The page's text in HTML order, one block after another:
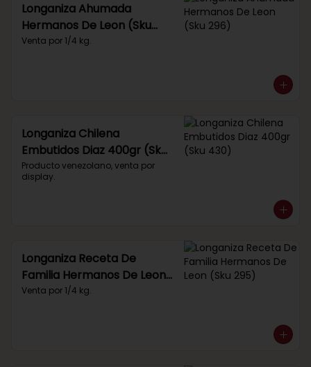
Longaniza Ahumada
Hermanos De Leon (Sku
296)
Venta por 1/4 kg.
Longaniza Chilena
Embutidos Diaz 400gr (Sku
430)
Producto venezolano, venta por
display.
Longaniza Receta De
Familia Hermanos De Leon
(Sku 295)
Venta por 1/4 kg.